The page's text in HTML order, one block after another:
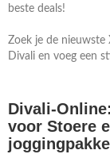
beste deals!
Zoek je de nieuwste
Divali en voeg een
Divali-
voor Stoere